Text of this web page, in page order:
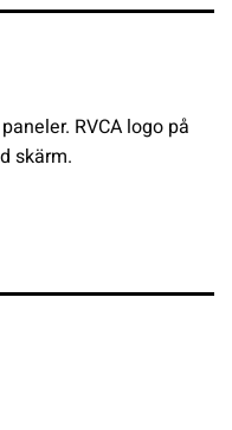
RVCA logo på
skärm.